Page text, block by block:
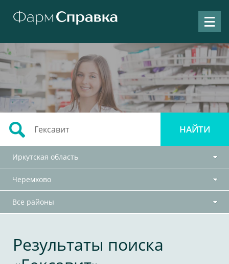
Иркутская область
Черемхово
Все районы
Результаты поиска